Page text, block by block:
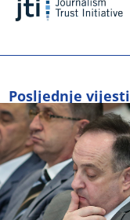
Posljednje vijesti